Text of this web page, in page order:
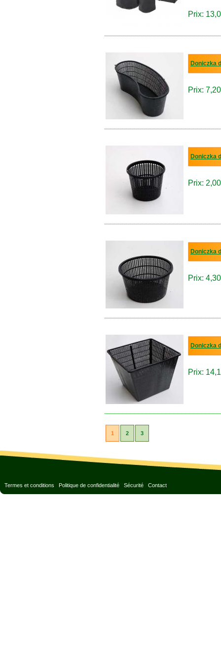
Prix:
Doniczka
Prix: 7,20
Doniczka
Prix: 2,00
Doniczka
Prix: 4,30
Doniczka
Prix:
1 2 3
Termes et conditions Politique de confidentialité Sécurité Contact